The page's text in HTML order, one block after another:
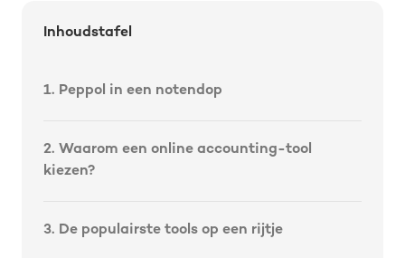
Inhoudstafel
‍1. Peppol in een notendop
2. Waarom een online accounting-tool
kiezen?
3. De populairste tools op een rijtje